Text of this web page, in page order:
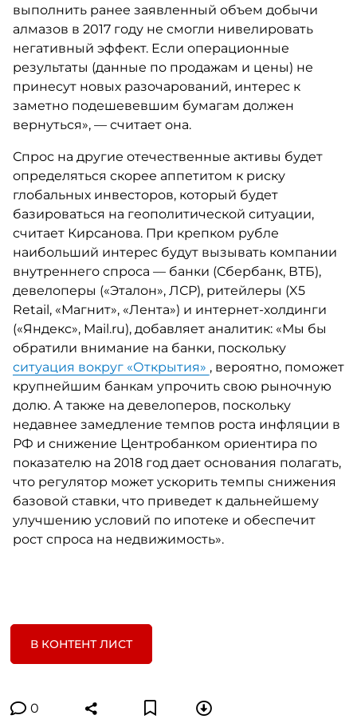
выполнить ранее заявленный объем добычи
алмазов в 2017 году не смогли нивелировать
негативный эффект. Если операционные
результаты (данные по продажам и цены) не
принесут новых разочарований, интерес к
заметно подешевевшим бумагам должен
вернуться», — считает она.
Спрос на другие отечественные активы будет
определяться скорее аппетитом к риску
глобальных инвесторов, который будет
базироваться на геополитической ситуации,
считает Кирсанова. При крепком рубле
наибольший интерес будут вызывать компании
внутреннего спроса — банки (Сбербанк, ВТБ),
девелоперы («Эталон», ЛСР), ритейлеры (X5
Retail, «Магнит», «Лента») и интернет-холдинги
(«Яндекс», Mail.ru), добавляет аналитик: «Мы бы
обратили внимание на банки, поскольку
ситуация вокруг «Открытия» , вероятно, поможет
крупнейшим банкам упрочить свою рыночную
долю. А также на девелоперов, поскольку
недавнее замедление темпов роста инфляции в
РФ и снижение Центробанком ориентира по
показателю на 2018 год дает основания полагать,
что регулятор может ускорить темпы снижения
базовой ставки, что приведет к дальнейшему
улучшению условий по ипотеке и обеспечит
рост спроса на недвижимость».
В КОНТЕНТ ЛИСТ
0